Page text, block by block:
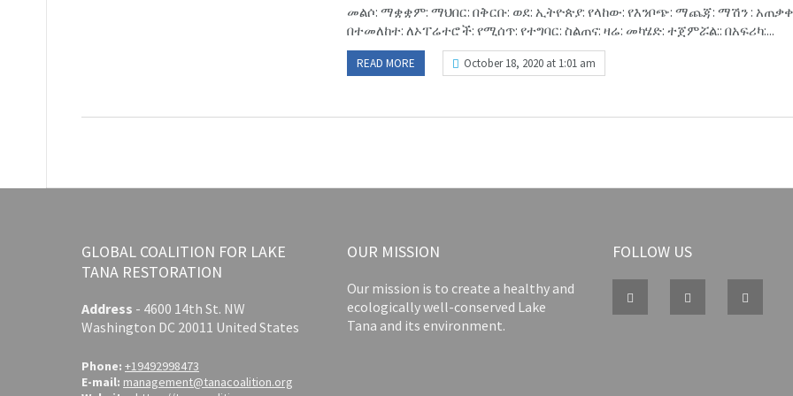
መልሶ: ማቋቋም: ማህበር: በቅርቡ: ወደ: ኢትዮጵያ: የላከው: የእንቦጭ: ማጨጃ: ማሽን :
በተመለከተ: ለኦፐሬተሮች: የሚሰጥ: የተግባር: ስልጠና: ዛሬ: መካሄድ: ተጀምሯል:: በአፍሪካ:...
READ MORE October 18, 2020 at 1:01 am
GLOBAL COALITION FOR LAKE
TANA RESTORATION
Address - 4600 14th St. NW
Washington DC 20011 United States
Phone: +19492998473
E-mail: management@tanacoalition.org
OUR MISSION
Our mission is to create a healthy and
ecologically well-conserved Lake
Tana and its environment.
FOLLOW US